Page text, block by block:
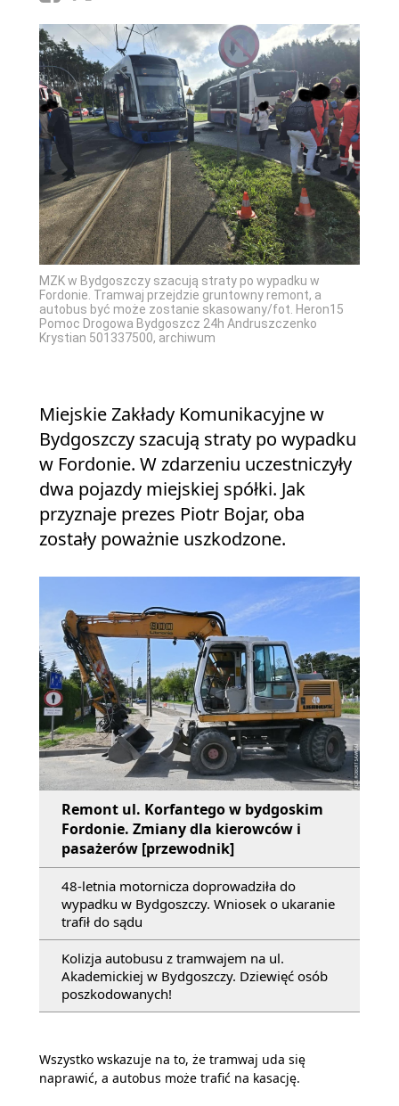
MZK w Bydgoszczy szacują straty po wypadku w
Fordonie. Tramwaj przejdzie gruntowny remont, a
autobus być może zostanie skasowany/fot. Heron15
Pomoc Drogowa Bydgoszcz 24h Andruszczenko
Krystian 501337500, archiwum
Miejskie Zakłady Komunikacyjne w
Bydgoszczy szacują straty po wypadku
w Fordonie. W zdarzeniu uczestniczyły
dwa pojazdy miejskiej spółki. Jak
przyznaje prezes Piotr Bojar, oba
zostały poważnie uszkodzone.
Remont ul. Korfantego w bydgoskim
Fordonie. Zmiany dla kierowców i
pasażerów [przewodnik]
48-letnia motornicza doprowadziła do
wypadku w Bydgoszczy. Wniosek o ukaranie
trafił do sądu
Kolizja autobusu z tramwajem na ul.
Akademickiej w Bydgoszczy. Dziewięć osób
poszkodowanych!
Wszystko wskazuje na to, że tramwaj uda się
naprawić, a autobus może trafić na kasację.